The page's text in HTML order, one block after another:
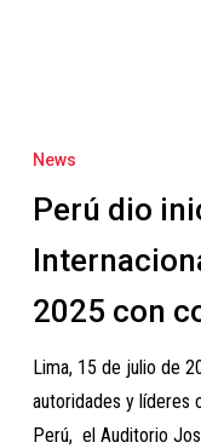
dio
al
Año
de
News
Perú dio
2025 con
Lima, 15 de julio de
autoridades y líderes
Perú, el Auditorio